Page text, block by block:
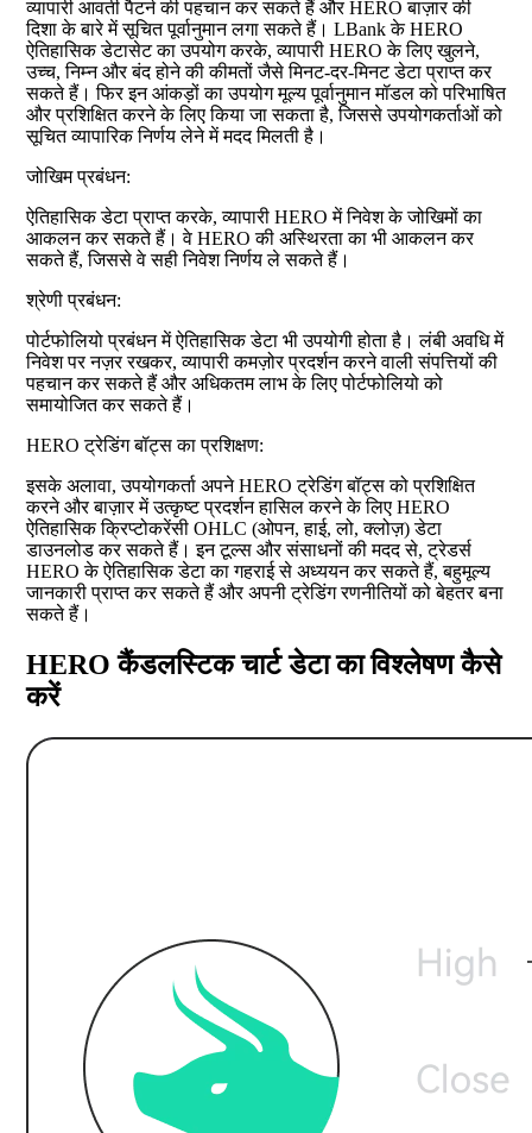
व्यापारी आवर्ती पैटर्न की पहचान कर सकते हैं और HERO बाज़ार की
दिशा के बारे में सूचित पूर्वानुमान लगा सकते हैं। LBank के HERO
ऐतिहासिक डेटासेट का उपयोग करके, व्यापारी HERO के लिए खुलने,
उच्च, निम्न और बंद होने की कीमतों जैसे मिनट-दर-मिनट डेटा प्राप्त कर
सकते हैं। फिर इन आंकड़ों का उपयोग मूल्य पूर्वानुमान मॉडल को परिभाषित
और प्रशिक्षित करने के लिए किया जा सकता है, जिससे उपयोगकर्ताओं को
सूचित व्यापारिक निर्णय लेने में मदद मिलती है।
जोखिम प्रबंधन:
ऐतिहासिक डेटा प्राप्त करके, व्यापारी HERO में निवेश के जोखिमों का
आकलन कर सकते हैं। वे HERO की अस्थिरता का भी आकलन कर
सकते हैं, जिससे वे सही निवेश निर्णय ले सकते हैं।
श्रेणी प्रबंधन:
पोर्टफोलियो प्रबंधन में ऐतिहासिक डेटा भी उपयोगी होता है। लंबी अवधि में
निवेश पर नज़र रखकर, व्यापारी कमज़ोर प्रदर्शन करने वाली संपत्तियों की
पहचान कर सकते हैं और अधिकतम लाभ के लिए पोर्टफोलियो को
समायोजित कर सकते हैं।
HERO ट्रेडिंग बॉट्स का प्रशिक्षण:
इसके अलावा, उपयोगकर्ता अपने HERO ट्रेडिंग बॉट्स को प्रशिक्षित
करने और बाज़ार में उत्कृष्ट प्रदर्शन हासिल करने के लिए HERO
ऐतिहासिक क्रिप्टोकरेंसी OHLC (ओपन, हाई, लो, क्लोज़) डेटा
डाउनलोड कर सकते हैं। इन टूल्स और संसाधनों की मदद से, ट्रेडर्स
HERO के ऐतिहासिक डेटा का गहराई से अध्ययन कर सकते हैं, बहुमूल्य
जानकारी प्राप्त कर सकते हैं और अपनी ट्रेडिंग रणनीतियों को बेहतर बना
सकते हैं।
HERO कैंडलस्टिक चार्ट डेटा का विश्लेषण कैसे
करें